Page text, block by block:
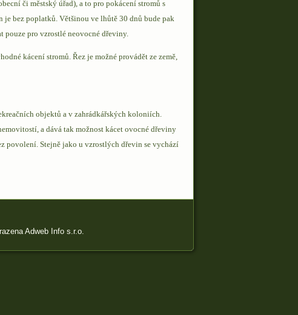
či městský úřad), a to pro pokácení stromů s
je bez poplatků. Většinou ve lhůtě 30 dnů bude pak
pouze pro vzrostlé neovocné dřeviny.
kácení stromů. Řez je možné provádět ze země,
objektů a v zahrádkářských koloniích.
a dává tak možnost kácet ovocné dřeviny
povolení. Stejně jako u vzrostlých dřevin se vychází
Adweb Info s.r.o.